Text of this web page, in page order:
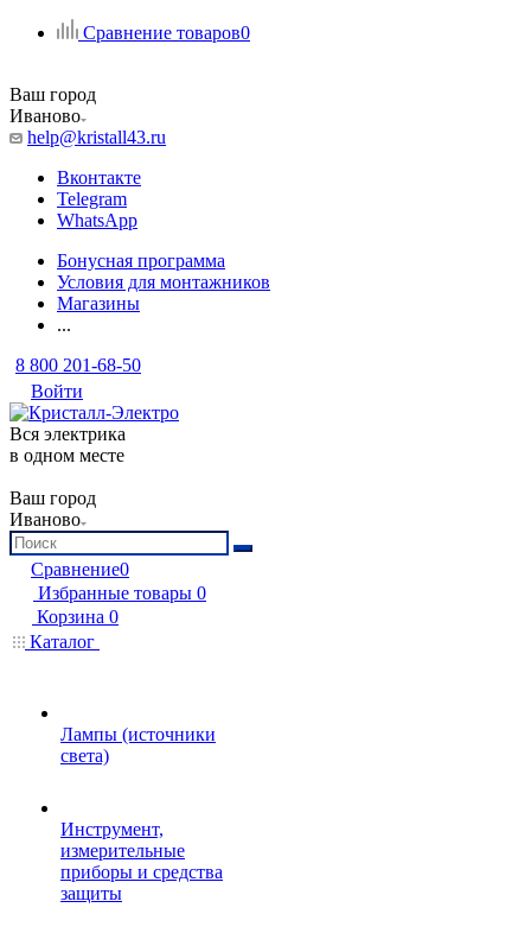
Сравнение товаров0
Ваш город
Иваново
help@kristall43.ru
Вконтакте
Telegram
WhatsApp
Бонусная программа
Условия для монтажников
Магазины
...
8 800 201-68-50
Войти
Вся электрика
в одном месте
Ваш город
Иваново
Сравнение0
Избранные товары 0
Корзина 0
Каталог
Лампы (источники
света)
Инструмент,
измерительные
приборы и средства
защиты